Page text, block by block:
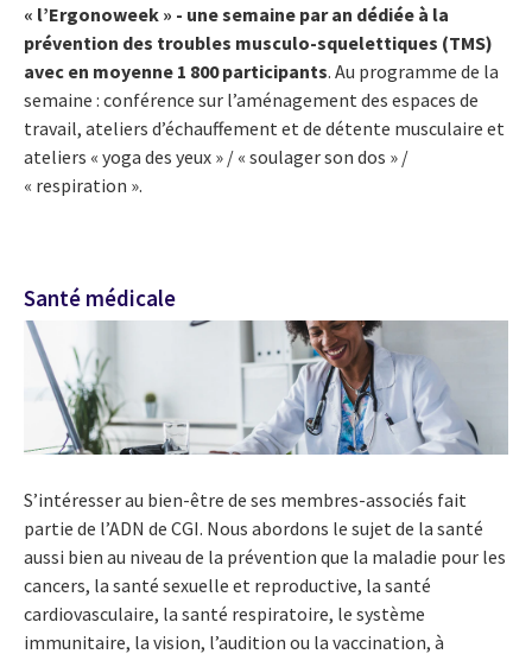
« l’Ergonoweek » - une semaine par an dédiée à la
prévention des troubles musculo-squelettiques (TMS)
avec en moyenne 1 800 participants. Au programme de la
semaine : conférence sur l’aménagement des espaces de
travail, ateliers d’échauffement et de détente musculaire et
ateliers « yoga des yeux » / « soulager son dos » /
« respiration ».
Santé médicale
S’intéresser au bien-être de ses membres-associés fait
partie de l’ADN de CGI. Nous abordons le sujet de la santé
aussi bien au niveau de la prévention que la maladie pour les
cancers, la santé sexuelle et reproductive, la santé
cardiovasculaire, la santé respiratoire, le système
immunitaire, la vision, l’audition ou la vaccination, à